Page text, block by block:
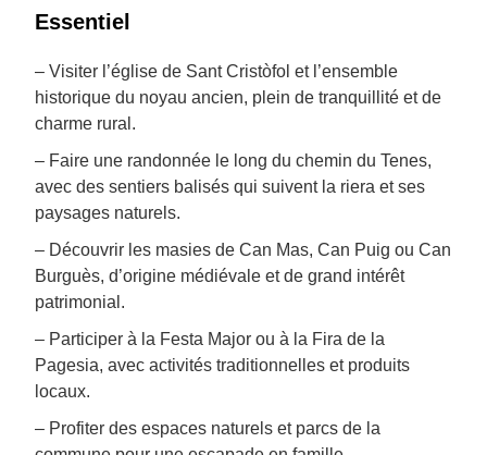
Essentiel
– Visiter l’église de Sant Cristòfol et l’ensemble
historique du noyau ancien, plein de tranquillité et de
charme rural.
– Faire une randonnée le long du chemin du Tenes,
avec des sentiers balisés qui suivent la riera et ses
paysages naturels.
– Découvrir les masies de Can Mas, Can Puig ou Can
Burguès, d’origine médiévale et de grand intérêt
patrimonial.
– Participer à la Festa Major ou à la Fira de la
Pagesia, avec activités traditionnelles et produits
locaux.
– Profiter des espaces naturels et parcs de la